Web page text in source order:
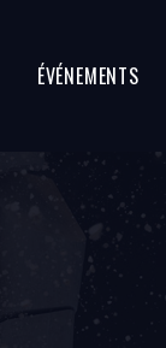
ÉVÉNEMENTS